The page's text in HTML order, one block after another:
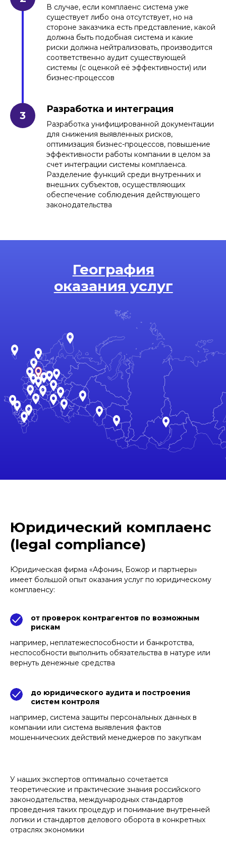
В случае, если комплаенс система уже
существует либо она отсутствует, но на
стороне заказчика есть представление, какой
должна быть подобная система и какие
риски должна нейтрализовать, производится
соответственно аудит существующей
системы (с оценкой её эффективности) или
бизнес-процессов
Разработка и интеграция
Разработка унифицированной документации
для снижения выявленных рисков,
оптимизация бизнес-процессов, повышение
эффективности работы компании в целом за
счет интеграции системы комплаенса.
Разделение функций среди внутренних и
внешних субъектов, осуществляющих
обеспечение соблюдения действующего
законодательства
Юридический комплаенс
(legal compliance)
Юридическая фирма «Афонин, Божор и партнеры»
имеет большой опыт оказания услуг по юридическому
комплаенсу:
от проверок контрагентов по возможным
рискам
например, неплатежеспособности и банкротства,
неспособности выполнить обязательства в натуре или
вернуть денежные средства
до юридического аудита и построения
систем контроля
например, система защиты персональных данных в
компании или система выявления фактов
мошеннических действий менеджеров по закупкам
У наших экспертов оптимально сочетается
теоретические и практические знания российского
законодательства, международных стандартов
проведения таких процедур и понимание внутренней
логики и стандартов делового оборота в конкретных
отраслях экономики
Сервис СберЗдоровье
Сегодня пользуемся услугами на
постоянной основе. Высокий уровень
Компания "Афонин, Божор и партнеры"
осуществляет корпоративное
сопровождение на постоянной основе.
Регулярно пользуемся их услугами,
подчеркиваем высокий уровень
Персональные витамины